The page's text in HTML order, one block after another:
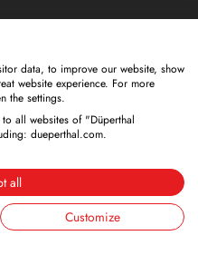
data, to improve our website, show
website experience. For more
the settings.
all websites of "Düperthal
dueperthal.com.
all
Customize